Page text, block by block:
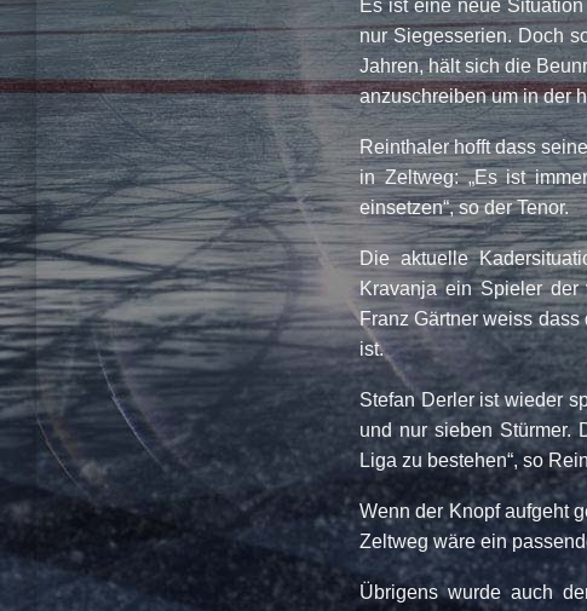
Es ist eine neue
nur Siegesserien. Doch
Jahren, hält sich die
anzuschreiben um in der
Reinthaler hofft dass
in Zeltweg: „Es ist
einsetzen“, so der Tenor.
Die aktuelle
Kravanja ein Spieler der
Franz Gärtner weiss
ist.
Stefan Derler ist wieder
und nur sieben Stürmer.
Liga zu bestehen“, so
Wenn der Knopf aufgeht
Zeltweg wäre ein
Übrigens wurde auch